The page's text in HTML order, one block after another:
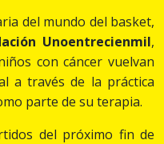
del mundo del basket,
Unoentrecienmil,
con cáncer vuelvan
a través de la práctica
parte de su terapia.
del próximo fin de